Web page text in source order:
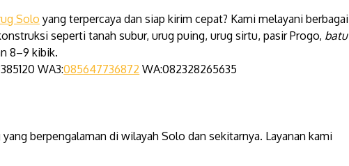
Solo yang terpercaya dan siap kirim cepat? Kami melayani berbagai
seperti tanah subur, urug puing, urug sirtu, pasir Progo, batu
8–9 kibik.
WA3:085647736872 WA:082328265635
berpengalaman di wilayah Solo dan sekitarnya. Layanan kami